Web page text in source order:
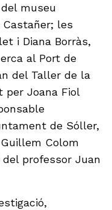
museu
les
i Diana Borràs,
al Port de
del Taller de la
per Joana Fiol
de Sóller,
Colom
professor Juan